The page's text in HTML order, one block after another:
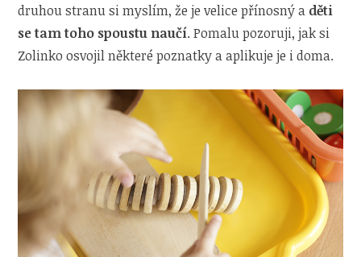
druhou stranu si myslím, že je velice přínosný a děti
se tam toho spoustu naučí. Pomalu pozoruji, jak si
Zolinko osvojil některé poznatky a aplikuje je i doma.